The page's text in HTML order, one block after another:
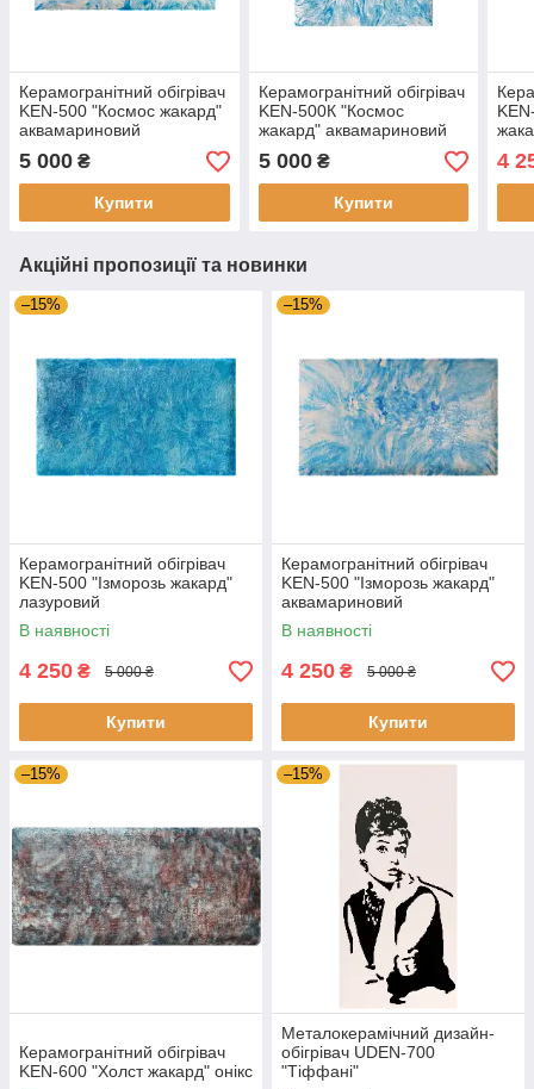
Керамогранітний обігрівач
KEN-500 "Космос жакард"
аквамариновий
5 000 ₴
Купити
Керамогранітний обігрівач
KEN-500К "Космос
жакард" аквамариновий
5 000₴
Купити
4
Акційні пропозиції та новинки
–15%
Керамогранітний обігрівач
KEN-500 "Ізморозь жакард"
лазуровий
В наявності
4 250 ₴ 5 000 ₴
Купити
–15%
Керамогранітний обігрівач
KEN-500 "Ізморозь жакард"
аквамариновий
В наявності
4 250 ₴ 5 000 ₴
Купити
–15%
Керамогранітний обігрівач
KEN-600 "Холст жакард" онікс
–15%
Металокерамічний дизайн-
обігрівач UDEN-700
"Тіффані"